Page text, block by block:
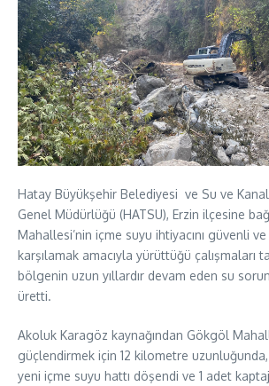
Hatay Büyükşehir Belediyesi ve Su ve
Genel Müdürlüğü (HATSU), Erzin ilçesine
Mahallesi’nin içme suyu ihtiyacını güvenli
karşılamak amacıyla yürüttüğü çalışmaları
bölgenin uzun yıllardır devam eden su
üretti.
Akoluk Karagöz kaynağından Gökgöl
güçlendirmek için 12 kilometre
yeni içme suyu hattı döşendi ve 1 adet